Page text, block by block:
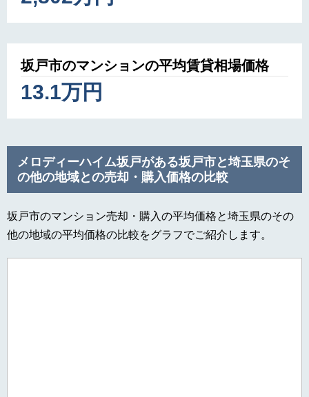
坂戸市のマンションの平均賃貸相場価格
13.1万円
メロディーハイム坂戸がある坂戸市と埼玉県のそ
の他の地域との売却・購入価格の比較
坂戸市のマンション売却・購入の平均価格と埼玉県のその
他の地域の平均価格の比較をグラフでご紹介します。